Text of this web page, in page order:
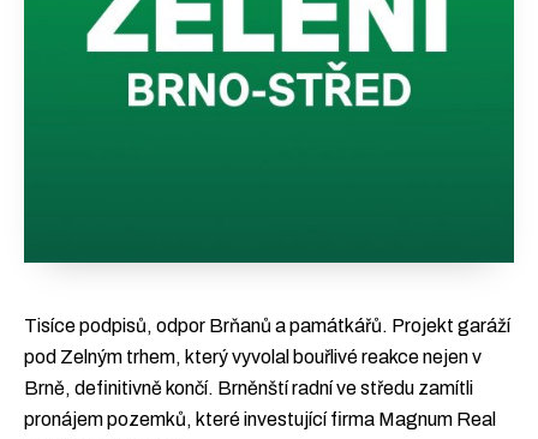
Tisíce podpisů, odpor Brňanů a památkářů. Projekt garáží
pod Zelným trhem, který vyvolal bouřlivé reakce nejen v
Brně, definitivně končí. Brněnští radní ve středu zamítli
pronájem pozemků, které investující firma Magnum Real